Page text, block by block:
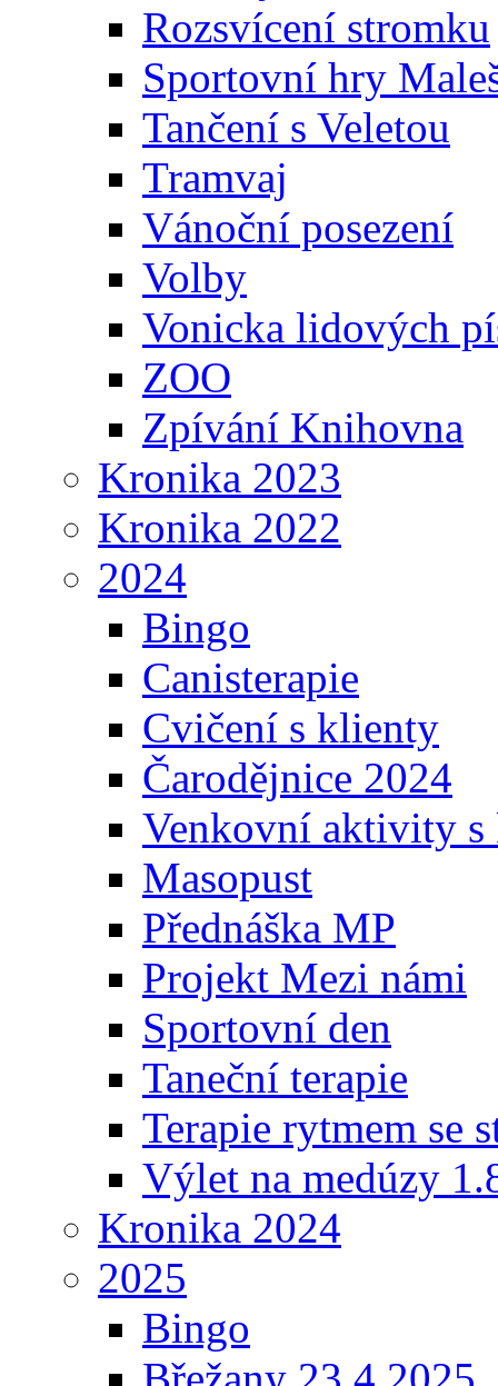
Rozsvícení stromku
Sportovní hry
Tančení s Veletou
Tramvaj
Vánoční posezení
Volby
Vonicka lidových
ZOO
Zpívání Knihovna
Kronika 2023
Kronika 2022
2024
Bingo
Canisterapie
Cvičení s klienty
Čarodějnice 2024
Venkovní aktivity
Masopust
Přednáška MP
Projekt Mezi námi
Sportovní den
Taneční terapie
Terapie rytmem se
Výlet na medúzy
Kronika 2024
2025
Bingo